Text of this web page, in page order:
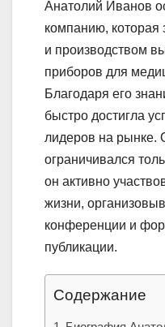
Анатолий Иванов
компанию, которая
и производством
приборов для
Благодаря его
быстро достигла
лидеров на рынке.
ограничивался
он активно
жизни,
конференции и
публикации.
Содержание